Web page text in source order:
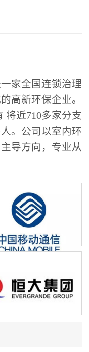
的家安全吗？
家全国连锁治理
高新环保企业。
将近710多家分支
。公司以室内环
导方向，专业从